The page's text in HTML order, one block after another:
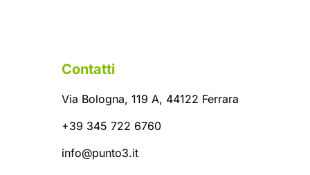
Contatti
Via Bologna, 119 A, 44122 Ferrara
+39 345 722 6760
info@punto3.it